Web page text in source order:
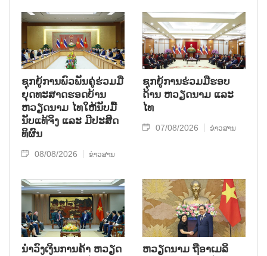
ຊຸກ​ຍູ້​ການ​ພົວ​ພັນ​ຄູ່​ຮ່ວມ​ມື​
ຍຸດ​ທະ​ສາດ​ຮອດ​ບ້ານ
ຫວຽດ​ນາມ ໄທ​ໃຫ້​ນັບ​ມື້​
ນັບ​ແທ້​ຈິງ ແລະ ມີ​ປະ​ສິດ​
ທິ​ຜົນ
08/08/2026 ຂ່າວສານ
ຊຸກຍູ້ການຮ່ວມມືຮອບ
ດ້ານ ຫວຽດນາມ ແລະ
ໄທ
07/08/2026 ຂ່າວສານ
ນຳ​ວົງ​ເງິນ​ການ​ຄ້າ ຫວຽດ​
ຫ​ວຽດ​ນາມ ຖື​ອາ​ເມ​ລິ​